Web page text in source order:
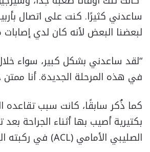
ساعدني كثيرًا. كنت على اتصال
لبعضنا البعض لأنه كان لدي
“لقد ساعدني بشكل كبير، سواء خلال
في هذه المرحلة الجديدة. أنا ممتن
كما ذُكر سابقًا، كانت سبب تقاعده
بكتيرية أصيب بها أثناء الجراحة بعد
الصليبي الأمامي (ACL) في ركبته اليمنى.